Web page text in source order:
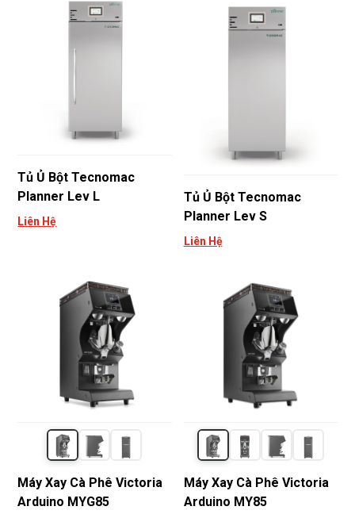
Tủ Ủ Bột Tecnomac
Planner Lev L
Liên Hệ
Tủ Ủ Bột Tecnomac
Planner Lev S
Liên Hệ
Máy Xay Cà Phê Victoria
Arduino MYG85
Máy Xay Cà Phê Victoria
Arduino MY85